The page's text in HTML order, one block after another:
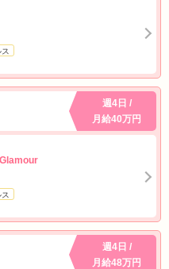
週4日 /
月給40万円
週4日 /
月給48万円